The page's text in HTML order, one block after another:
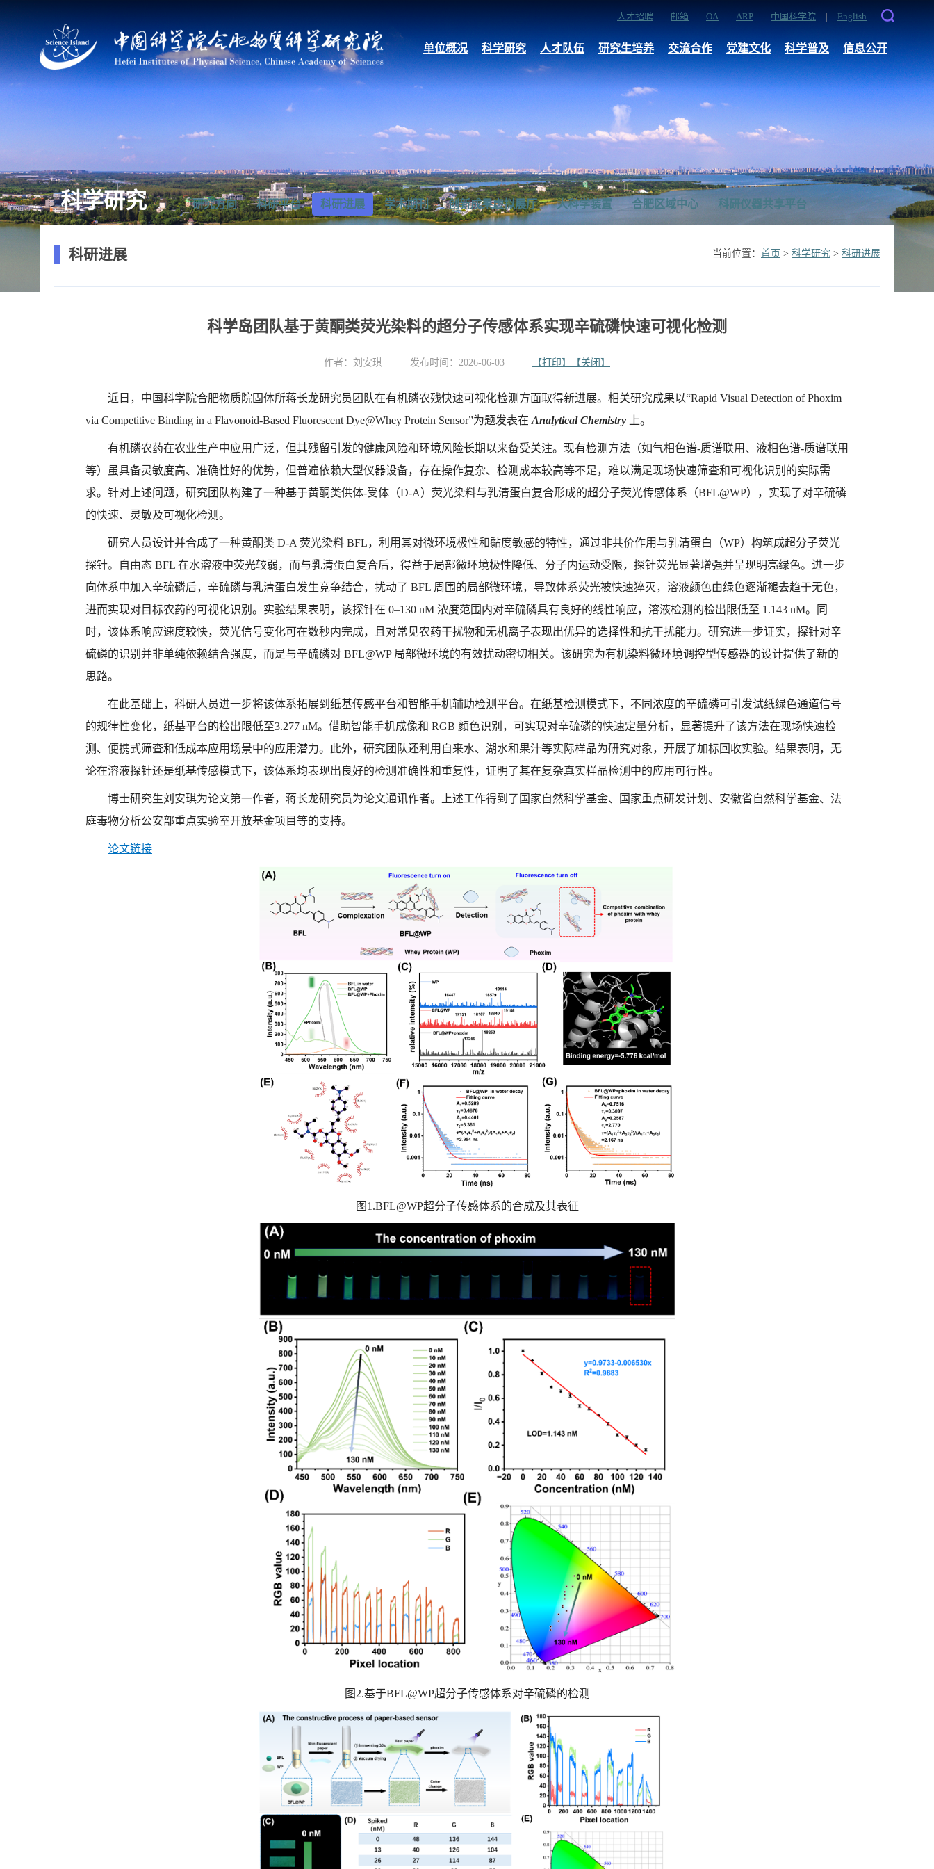
人才招聘 邮箱 OA ARP 中国科学院 | English
单位概况 科学研究 人才队伍 研究生培养 交流合作 党建文化 科学普及 信息公开
科学研究 研究方向 科研平台 科研进展 学术期刊 创新成果虚拟展厅 大科学装置 合肥区域中心 科研仪器共享平台
科研进展 当前位置： 首页 > 科学研究 > 科研进展
科学岛团队基于黄酮类荧光染料的超分子传感体系实现辛硫磷快速可视化检测
作者： 刘安琪 发布时间：2026-06-03 【打印】 【关闭】
近日，中国科学院合肥物质院固体所蒋长龙研究员团队在有机磷农残快速可视化检测方面取得新进展。相关研究成果以“Rapid Visual Detection of Phoxim
via Competitive Binding in a Flavonoid-Based Fluorescent Dye@Whey Protein Sensor”为题发表在 Analytical Chemistry 上。
有机磷农药在农业生产中应用广泛，但其残留引发的健康风险和环境风险长期以来备受关注。现有检测方法（如气相色谱-质谱联用、液相色谱-质谱联用
等）虽具备灵敏度高、准确性好的优势，但普遍依赖大型仪器设备，存在操作复杂、检测成本较高等不足，难以满足现场快速筛查和可视化识别的实际需
求。针对上述问题，研究团队构建了一种基于黄酮类供体-受体（D-A）荧光染料与乳清蛋白复合形成的超分子荧光传感体系（BFL@WP），实现了对辛硫磷
的快速、灵敏及可视化检测。
研究人员设计并合成了一种黄酮类 D-A 荧光染料 BFL，利用其对微环境极性和黏度敏感的特性，通过非共价作用与乳清蛋白（WP）构筑成超分子荧光
探针。自由态 BFL 在水溶液中荧光较弱，而与乳清蛋白复合后，得益于局部微环境极性降低、分子内运动受限，探针荧光显著增强并呈现明亮绿色。进一步
向体系中加入辛硫磷后，辛硫磷与乳清蛋白发生竞争结合，扰动了 BFL 周围的局部微环境，导致体系荧光被快速猝灭，溶液颜色由绿色逐渐褪去趋于无色，
进而实现对目标农药的可视化识别。实验结果表明，该探针在 0–130 nM 浓度范围内对辛硫磷具有良好的线性响应，溶液检测的检出限低至 1.143 nM。同
时，该体系响应速度较快，荧光信号变化可在数秒内完成，且对常见农药干扰物和无机离子表现出优异的选择性和抗干扰能力。研究进一步证实，探针对辛
硫磷的识别并非单纯依赖结合强度，而是与辛硫磷对 BFL@WP 局部微环境的有效扰动密切相关。该研究为有机染料微环境调控型传感器的设计提供了新的
思路。
在此基础上，科研人员进一步将该体系拓展到纸基传感平台和智能手机辅助检测平台。在纸基检测模式下，不同浓度的辛硫磷可引发试纸绿色通道信号
的规律性变化，纸基平台的检出限低至3.277 nM。借助智能手机成像和 RGB 颜色识别，可实现对辛硫磷的快速定量分析，显著提升了该方法在现场快速检
测、便携式筛查和低成本应用场景中的应用潜力。此外，研究团队还利用自来水、湖水和果汁等实际样品为研究对象，开展了加标回收实验。结果表明，无
论在溶液探针还是纸基传感模式下，该体系均表现出良好的检测准确性和重复性，证明了其在复杂真实样品检测中的应用可行性。
博士研究生刘安琪为论文第一作者，蒋长龙研究员为论文通讯作者。上述工作得到了国家自然科学基金、国家重点研发计划、安徽省自然科学基金、法
庭毒物分析公安部重点实验室开放基金项目等的支持。
论文链接
图 1.BFL@WP超分子传感体系的合成及其表征
图 2.基于BFL@WP超分子传感体系对辛硫磷的检测